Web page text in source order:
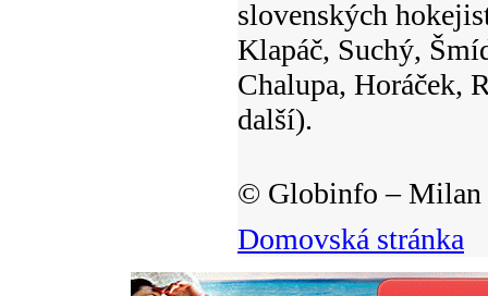
slovenských
Klapáč, Suchý,
Chalupa, Horáček,
další).
© Globinfo – Milan
Domovská stránka